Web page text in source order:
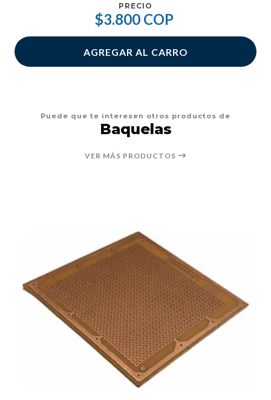
PRECIO
$3.800 COP
AGREGAR AL CARRO
Puede que te interesen otros productos de
Baquelas
VER MÁS PRODUCTOS